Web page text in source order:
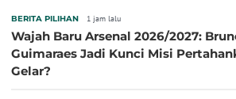
BERITA PILIHAN 1 jam lalu
Wajah Baru Arsenal 2026/2027:
Guimaraes Jadi Kunci Misi
Gelar?